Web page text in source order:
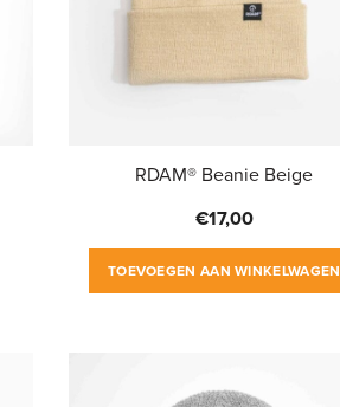
RDAM® Beanie Beige
€17,00
TOEVOEGEN AAN WINKELWAGEN